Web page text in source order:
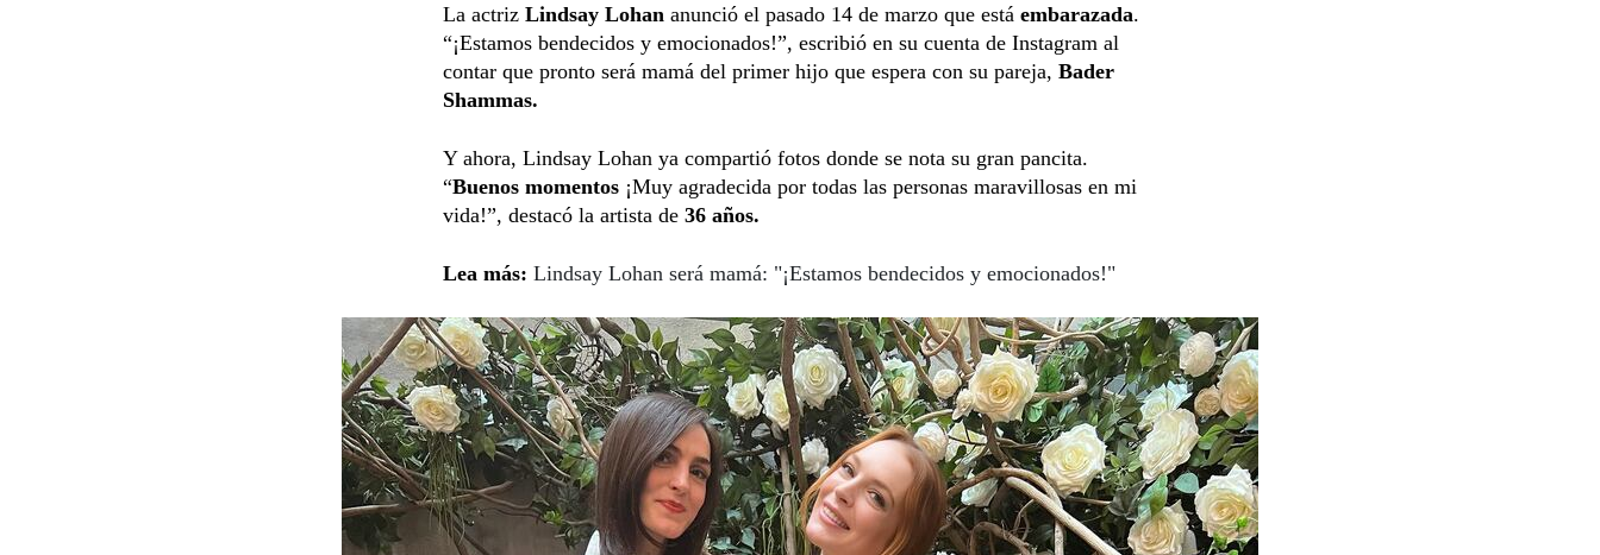
La actriz Lindsay Lohan anunció el pasado 14 de marzo que está embarazada.
“¡Estamos bendecidos y emocionados!”, escribió en su cuenta de Instagram al
contar que pronto será mamá del primer hijo que espera con su pareja, Bader
Shammas.
Y ahora, Lindsay Lohan ya compartió fotos donde se nota su gran pancita.
“Buenos momentos ¡Muy agradecida por todas las personas maravillosas en mi
vida!”, destacó la artista de 36 años.
Lea más: Lindsay Lohan será mamá: "¡Estamos bendecidos y emocionados!"